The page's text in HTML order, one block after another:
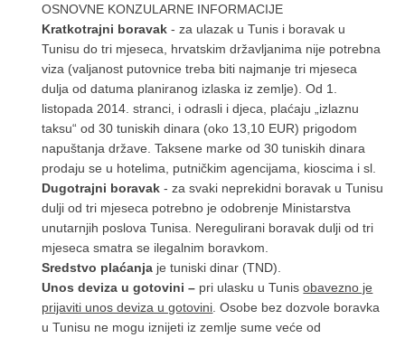
OSNOVNE KONZULARNE INFORMACIJE
Kratkotrajni boravak - za ulazak u Tunis i boravak u
Tunisu do tri mjeseca, hrvatskim državljanima nije potrebna
viza (valjanost putovnice treba biti najmanje tri mjeseca
dulja od datuma planiranog izlaska iz zemlje). Od 1.
listopada 2014. stranci, i odrasli i djeca, plaćaju „izlaznu
taksu“ od 30 tuniskih dinara (oko 13,10 EUR) prigodom
napuštanja države. Taksene marke od 30 tuniskih dinara
prodaju se u hotelima, putničkim agencijama, kioscima i sl.
Dugotrajni boravak- za svaki neprekidni boravak u Tunisu
dulji od tri mjeseca potrebno je odobrenje Ministarstva
unutarnjih poslova Tunisa. Neregulirani boravak dulji od tri
mjeseca smatra se ilegalnim boravkom.
Sredstvo plaćanja je tuniski dinar (TND).
Unos deviza u gotovini – pri ulasku u Tunisobavezno je
prijaviti unos deviza u gotovini . Osobe bez dozvole boravka
u Tunisu ne mogu iznijeti iz zemlje sume veće od